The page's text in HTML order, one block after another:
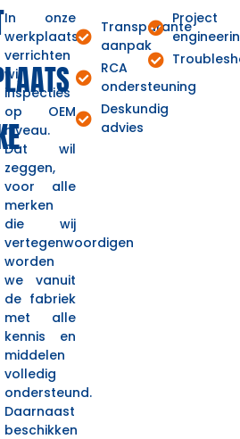
In onze
werkplaats
verrichten
wij
inspecties
op OEM
niveau.
Dat wil
zeggen,
voor alle
merken
die wij
vertegenwoordigen
worden
we vanuit
de fabriek
met alle
kennis en
middelen
volledig
ondersteund.
Daarnaast
beschikken
Transparante
aanpak
RCA
ondersteuning
Deskundig
advies
Project